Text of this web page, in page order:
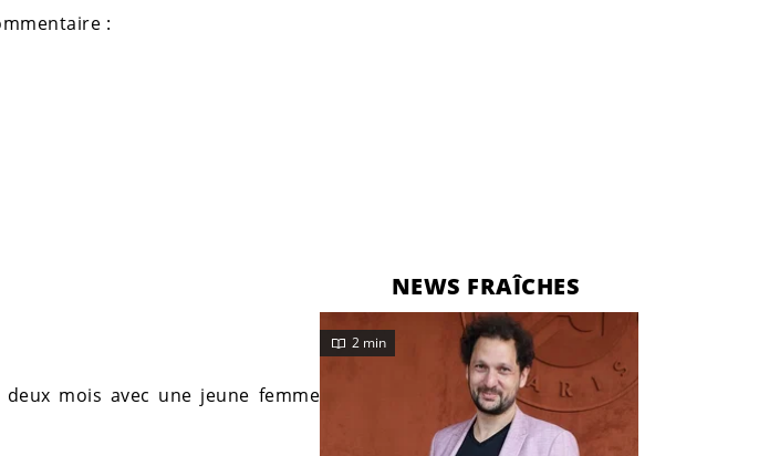
:
deux mois avec une jeune femme
NEWS FRAÎCHES
2 min